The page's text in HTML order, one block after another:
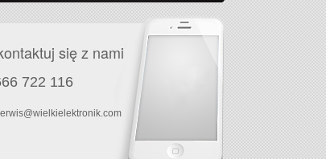
się z nami
722 116